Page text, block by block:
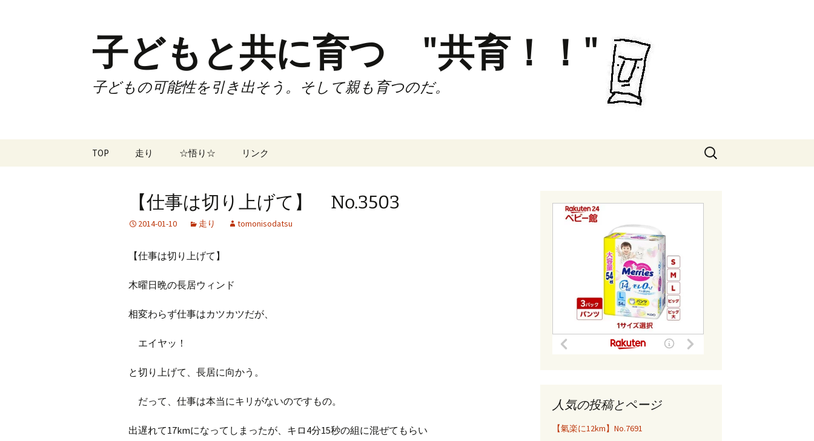
子どもと共に育つ "共育！！"
子どもの可能性を引き出そう。そして親も育つのだ。
TOP 走り
試合
☆悟り☆ リンク
旧ブログ(楽天日誌)
検
索:
【仕事は切り上げて】 No.3503
2014-01-10 走り tomonisodatsu
【仕事は切り上げて】
木曜日晩の長居ウィンド
相変わらず仕事はカツカツだが、
エイヤッ！
と切り上げて、長居に向かう。
だって、仕事は本当にキリがないのですもの。
出遅れて17kmになってしまったが、キロ4分15秒の組に混ぜてもらい
人気の投稿とページ
【氣楽に12km】No.7691